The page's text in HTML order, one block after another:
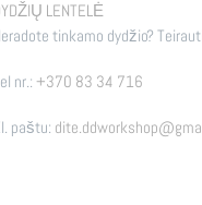
LENTELĖ
tinkamo dydžio?
nr.: +370 83 34 716
paštu: